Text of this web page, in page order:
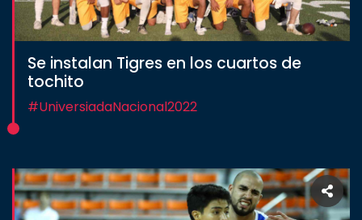
Se instalan Tigres en los cuartos de
tochito
#UniversiadaNacional2022